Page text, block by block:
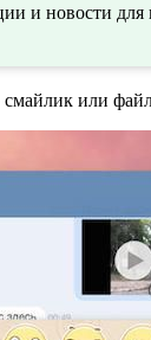
и новости для
или